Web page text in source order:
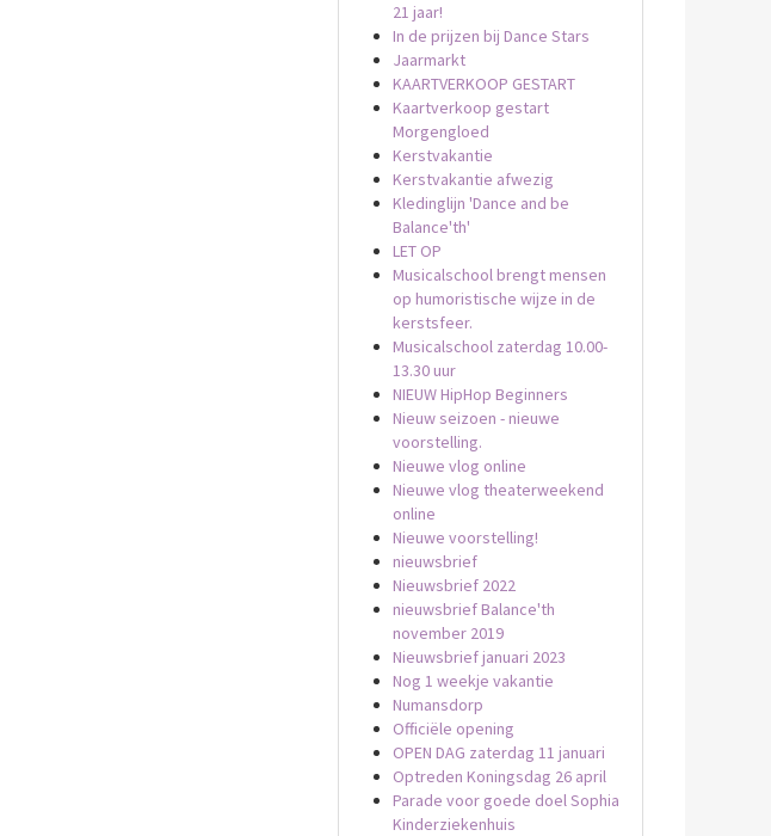
21 jaar!
In de prijzen bij Dance Stars
Jaarmarkt
KAARTVERKOOP GESTART
Kaartverkoop gestart
Morgengloed
Kerstvakantie
Kerstvakantie afwezig
Kledinglijn 'Dance and be
Balance'th'
LET OP
Musicalschool brengt mensen
op humoristische wijze in de
kerstsfeer.
Musicalschool zaterdag 10.00-
13.30 uur
NIEUW HipHop Beginners
Nieuw seizoen - nieuwe
voorstelling.
Nieuwe vlog online
Nieuwe vlog theaterweekend
online
Nieuwe voorstelling!
nieuwsbrief
Nieuwsbrief 2022
nieuwsbrief Balance'th
november 2019
Nieuwsbrief januari 2023
Nog 1 weekje vakantie
Numansdorp
Officiële opening
OPEN DAG zaterdag 11 januari
Optreden Koningsdag 26 april
Parade voor goede doel Sophia
Kinderziekenhuis